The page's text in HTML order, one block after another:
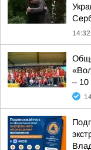
14:32
– 10